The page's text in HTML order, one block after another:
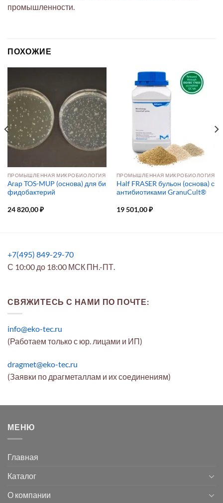
промышленности.
ПОХОЖИЕ
ПРОМЫШЛЕННАЯ МИКРОБИОЛОГИЯ
Агар TOS-MUP (основа) для би
фидобактерий
24 820,00₽
ПРОМЫШЛЕННАЯ МИКРОБИОЛОГИЯ
Half FRASER бульон (основа) с
антибиотиками GranuCult®
19 501,00₽
+7(495) 849-29-70
С 10:00 до 18:00 МСК ПН.-ПТ.
СВЯЖИТЕСЬ С НАМИ ПО ПОЧТЕ:
info@eko-tec.ru
(Работаем только с юр. лицами и ИП)
dragmet@eko-tec.ru
(Заявки по драгметаллам и их соединениям)
МЕНЮ
Главная
Каталог
О компании